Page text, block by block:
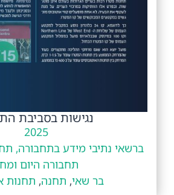
נגישות בסביבת
2025
ברשאי נתיבי מידע בתחבורה,
תחבורה היום
בר שאי, תחנה, תחנות